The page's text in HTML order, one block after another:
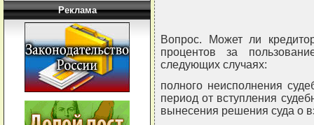
Реклама
Вопрос. Может ли
процентов за
следующих случаях:
полного неисполнения
период от вступления
вынесения решения суда о